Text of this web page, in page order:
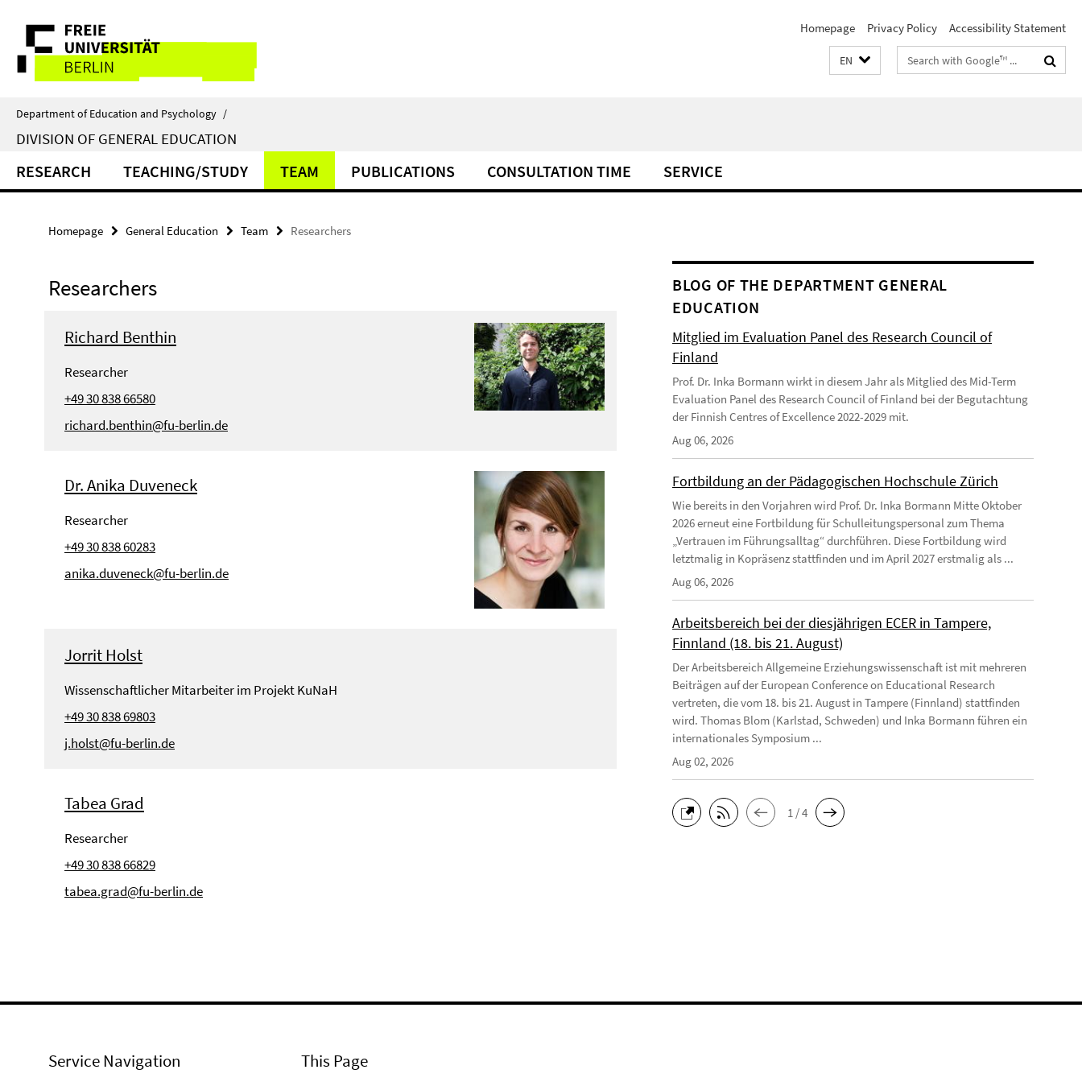
direkt
Inhalt
Service
Navigation
Homepage Privacy Policy Accessibility Statement
EN
Search
terms
Department of Education and Psychology /
DIVISION OF GENERAL EDUCATION
RESEARCH TEACHING/STUDY TEAM PUBLICATIONS CONSULTATION TIME SERVICE
Homepage General Education Team Researchers
Researchers
Richard Benthin
Researcher
+49 30 838 66580
richard.benthin@fu-berlin.de
Dr. Anika Duveneck
Researcher
+49 30 838 60283
anika.duveneck@fu-berlin.de
Jorrit Holst
Wissenschaftlicher Mitarbeiter im Projekt KuNaH
+49 30 838 69803
j.holst@fu-berlin.de
Tabea Grad
Researcher
+49 30 838 66829
tabea.grad@fu-berlin.de
BLOG OF THE DEPARTMENT GENERAL
EDUCATION
Mitglied im Evaluation Panel des Research Council of
Finland
Prof. Dr. Inka Bormann wirkt in diesem Jahr als Mitglied des Mid-Term
Evaluation Panel des Research Council of Finland bei der Begutachtung
der Finnish Centres of Excellence 2022-2029 mit.
Aug 06, 2026
Fortbildung an der Pädagogischen Hochschule Zürich
Wie bereits in den Vorjahren wird Prof. Dr. Inka Bormann Mitte Oktober
2026 erneut eine Fortbildung für Schulleitungspersonal zum Thema
„Vertrauen im Führungsalltag“ durchführen. Diese Fortbildung wird
letztmalig in Kopräsenz stattfinden und im April 2027 erstmalig als ...
Aug 06, 2026
Arbeitsbereich bei der diesjährigen ECER in Tampere,
Finnland (18. bis 21. August)
Der Arbeitsbereich Allgemeine Erziehungswissenschaft ist mit mehreren
Beiträgen auf der European Conference on Educational Research
vertreten, die vom 18. bis 21. August in Tampere (Finnland) stattfinden
wird. Thomas Blom (Karlstad, Schweden) und Inka Bormann führen ein
internationales Symposium ...
Aug 02, 2026
1 / 4
Service Navigation This Page